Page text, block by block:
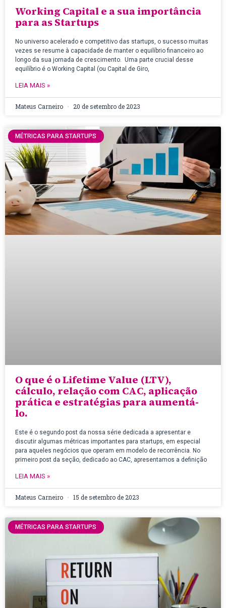
Working Capital e a sua importância
para as Startups
No universo acelerado e competitivo das startups, o sucesso muitas
vezes se resume à capacidade de manter o equilíbrio financeiro ao
longo da sua jornada de crescimento. Uma parte crucial desse
equilíbrio é o Working Capital (ou Capital de Giro,
LEIA MAIS »
Mateus Carneiro 20 de setembro de 2023
MÉTRICAS PARA STARTUPS
O que é o Lifetime Value (LTV),
cálculo, relação com CAC, aplicação
prática e estratégias para aumentá-
lo.
Este é o segundo post da nossa série dedicada a apresentar e
discutir algumas métricas importantes para startups, em especial
para aqueles negócios que operam em modelo de recorrência. No
primeiro post da seção, dedicado ao CAC, apresentamos a definição
LEIA MAIS »
Mateus Carneiro 15 de setembro de 2023
MÉTRICAS PARA STARTUPS